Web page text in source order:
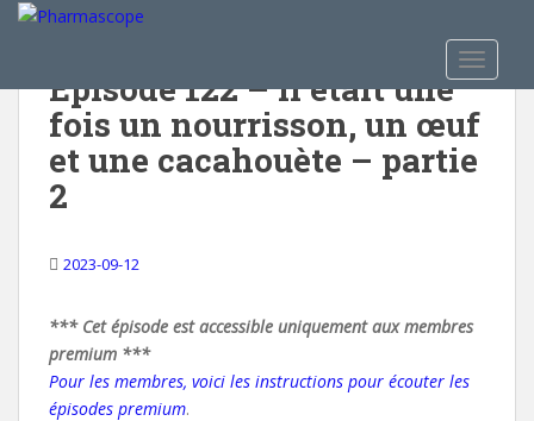
p
Épisode 122 – Il était une
fois un nourrisson, un œuf
et une cacahouète – partie
2
2023-09-12
*** Cet épisode est accessible uniquement aux membres
premium ***
Pour les membres, voici les instructions pour écouter les
épisodes premium.